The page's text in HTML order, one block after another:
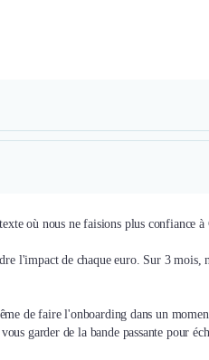
où nous ne faisions plus confiance
l'impact de chaque euro. Sur 3 mois,
de faire l'onboarding dans un
garder de la bande passante pour